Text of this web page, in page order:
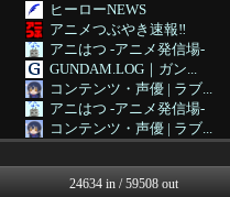
ヒーローNEWS
アニメつぶやき速報‼︎
アニはつ -アニメ発信場-
GUNDAM.LOG｜ガン...
コンテンツ・声優 | ラブ...
アニはつ -アニメ発信場-
コンテンツ・声優 | ラブ...
アニゲー速報
あぁ^～こころがぴょんぴょ...
24634 in / 59508 out